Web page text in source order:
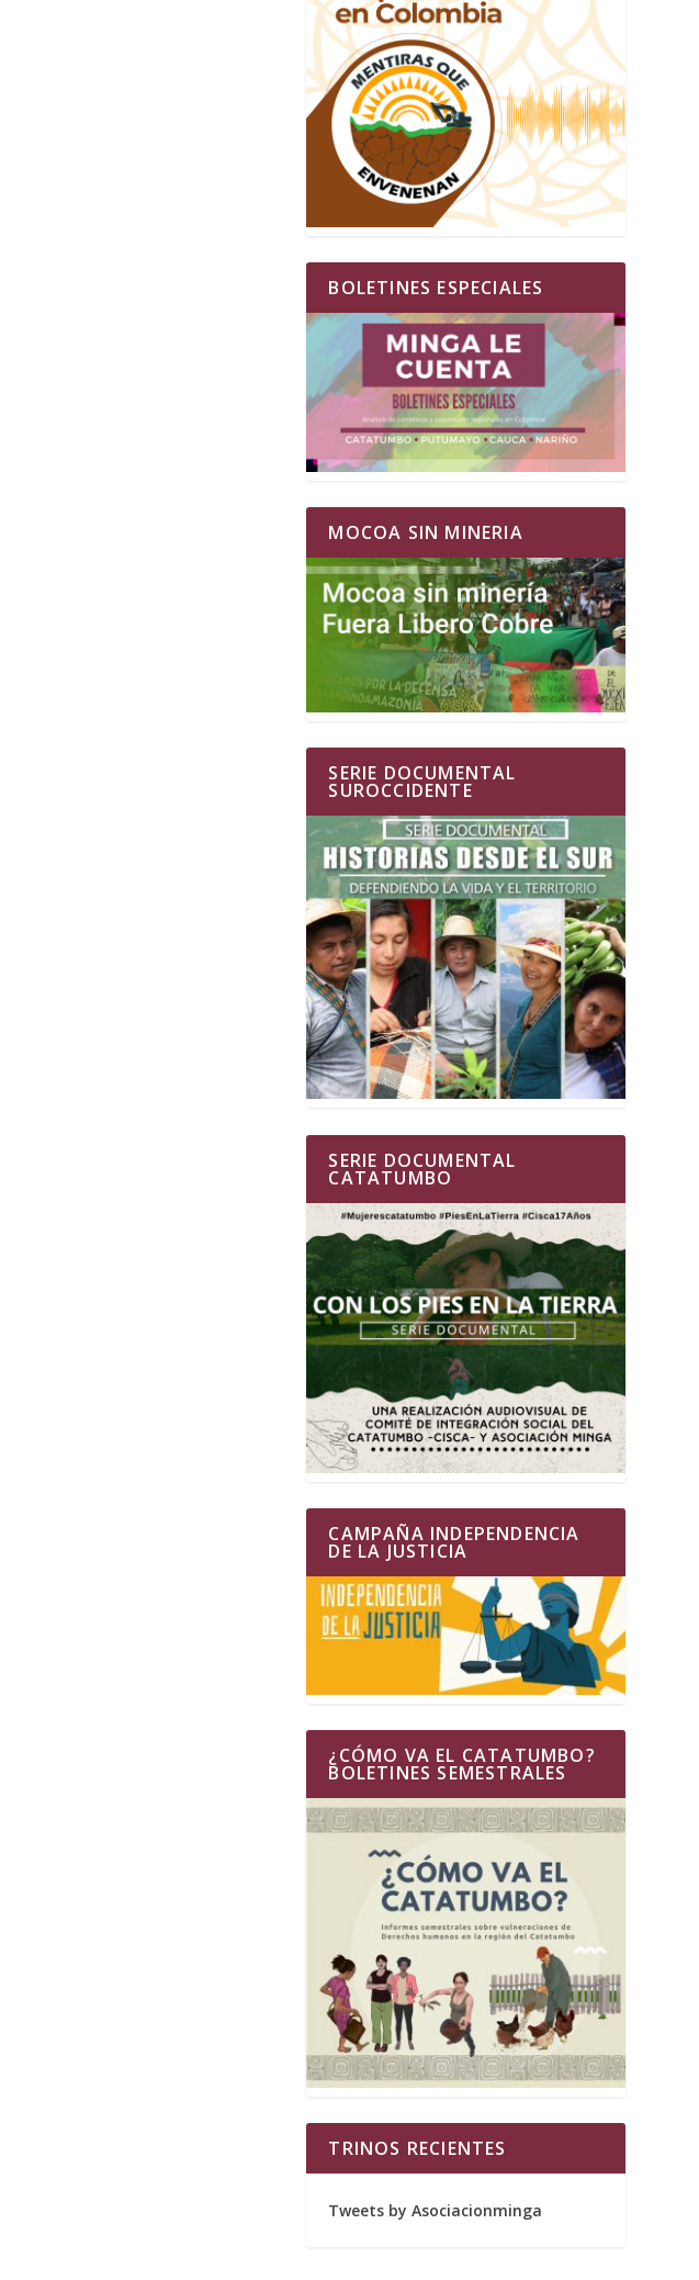
BOLETINES ESPECIALES
MOCOA SIN MINERIA
SERIE DOCUMENTAL
SUROCCIDENTE
SERIE DOCUMENTAL
CATATUMBO
CAMPAÑA INDEPENDENCIA
DE LA JUSTICIA
¿CÓMO VA EL CATATUMBO?
BOLETINES SEMESTRALES
TRINOS RECIENTES
Tweets by Asociacionminga